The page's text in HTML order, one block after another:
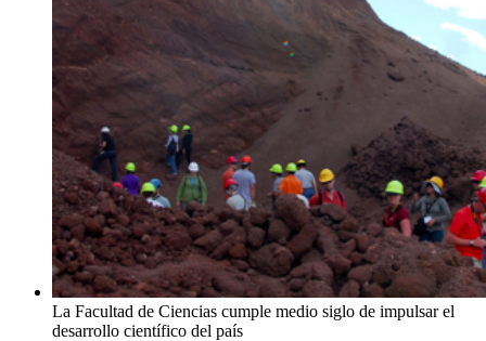
La Facultad de Ciencias cumple medio siglo de impulsar el
desarrollo científico del país